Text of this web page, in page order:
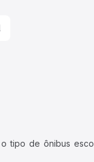
de ônibus